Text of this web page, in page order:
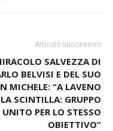
Articolo successivo
SALVEZZA DI
BELVISI E DEL SUO
MICHELE: “A LAVENO
LA SCINTILLA: GRUPPO
UNITO PER LO STESSO
OBIETTIVO”